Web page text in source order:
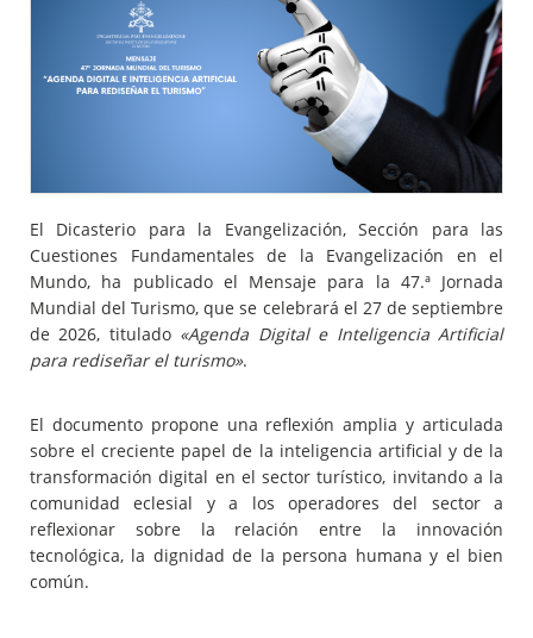
El Dicasterio para la Evangelización, Sección para las
Cuestiones Fundamentales de la Evangelización en el
Mundo, ha publicado el Mensaje para la 47.ª Jornada
Mundial del Turismo, que se celebrará el 27 de septiembre
de 2026, titulado «Agenda Digital e Inteligencia Artificial
para rediseñar el turismo».
El documento propone una reflexión amplia y articulada
sobre el creciente papel de la inteligencia artificial y de la
transformación digital en el sector turístico, invitando a la
comunidad eclesial y a los operadores del sector a
reflexionar sobre la relación entre la innovación
tecnológica, la dignidad de la persona humana y el bien
común.